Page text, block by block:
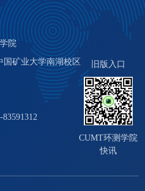
院
矿业大学南湖校区
旧版入口
CUMT环测学院
快讯